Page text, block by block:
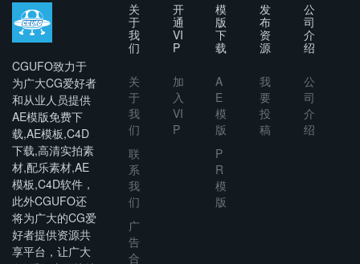
CGUFO致力于
为广大CG爱好者
和从业人员提供
AE模版免费下
载,AE模板,C4D
下载,高清实拍素
材,配乐素材,AE
模板,C4D软件，
此外CGUFO还
将为广大的CG爱
好者提供资源共
享平台，让广大
关
于
我
们
关
于
我
们
联
系
我
们
广
告
合
开
通
VI
P
加
入
VI
P
模
版
下
载
A
E
模
版
P
R
模
版
发
布
资
源
我
要
投
稿
公
司
介
绍
公
司
介
绍